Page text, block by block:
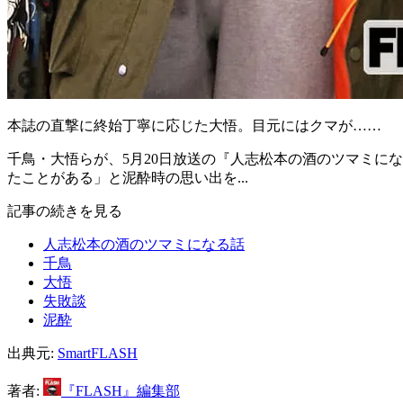
本誌の直撃に終始丁寧に応じた大悟。目元にはクマが……
千鳥・大悟らが、5月20日放送の『人志松本の酒のツマミに
たことがある」と泥酔時の思い出を...
記事の続きを見る
人志松本の酒のツマミになる話
千鳥
大悟
失敗談
泥酔
出典元: SmartFLASH
著者: 『FLASH』編集部